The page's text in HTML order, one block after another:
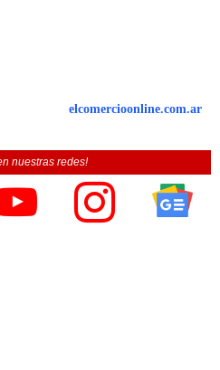
elcomercioonline.com.ar
nuestras redes!